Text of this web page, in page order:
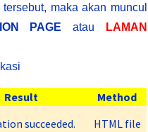
maka akan muncul
PAGE atau
LAMAN
Result
Method
succeeded. HTML file